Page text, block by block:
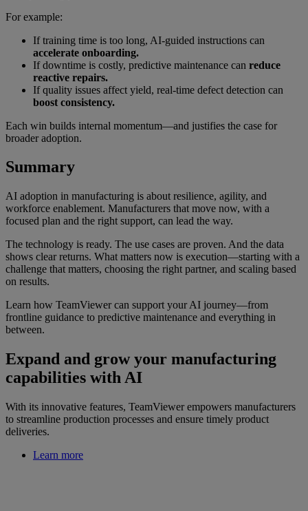
For example:
If training time is too long, AI-guided instructions can
accelerate onboarding.
If downtime is costly, predictive maintenance can reduce
reactive repairs.
If quality issues affect yield, real-time defect detection can
boost consistency.
Each win builds internal momentum—and justifies the case for
broader adoption.
Summary
AI adoption in manufacturing is about resilience, agility, and
workforce enablement. Manufacturers that move now, with a
focused plan and the right support, can lead the way.
The technology is ready. The use cases are proven. And the data
shows clear returns. What matters now is execution—starting with a
challenge that matters, choosing the right partner, and scaling based
on results.
Learn how TeamViewer can support your AI journey—from
frontline guidance to predictive maintenance and everything in
between.
Expand and grow your manufacturing
capabilities with AI
With its innovative features, TeamViewer empowers manufacturers
to streamline production processes and ensure timely product
deliveries.
Learn more